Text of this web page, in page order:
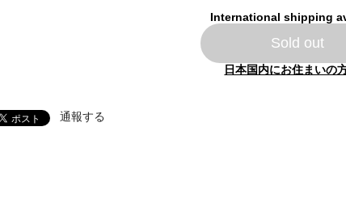
International shipping
Sold out
日本国内にお住まいの
通報する